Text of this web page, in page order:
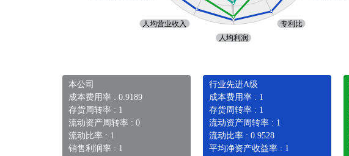
本公司
成本费用率 : 0.9189
存货周转率 : 1
流动资产周转率 : 0
流动比率 : 1
销售利润率 : 1
行业先进A级
成本费用率 : 1
存货周转率 : 1
流动资产周转率 : 1
流动比率 : 0.9528
平均净资产收益率 : 1